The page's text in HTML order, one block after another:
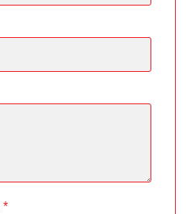
*